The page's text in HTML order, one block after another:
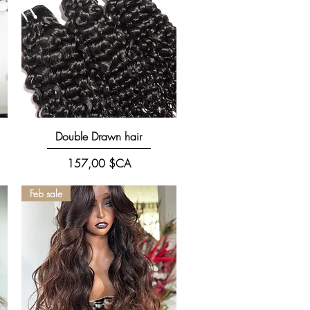
Aperçu rapide
Double Drawn hair
Prix
157,00 $CA
Feb sale